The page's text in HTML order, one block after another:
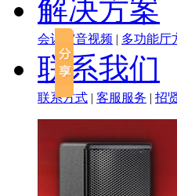
解决方案
会议室音视频 | 多功能厅
联系我们
联系方式 | 客服服务 | 招